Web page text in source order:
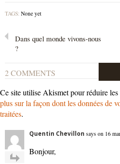
TAGS: None yet
Dans quel monde vivons-nous
?
2 COMMENTS
Ce site utilise Akismet pour réduire les
plus sur la façon dont les données de
traitées.
Quentin Chevillon says on 16
Bonjour,